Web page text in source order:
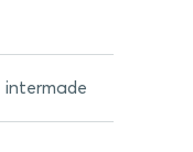
intermade